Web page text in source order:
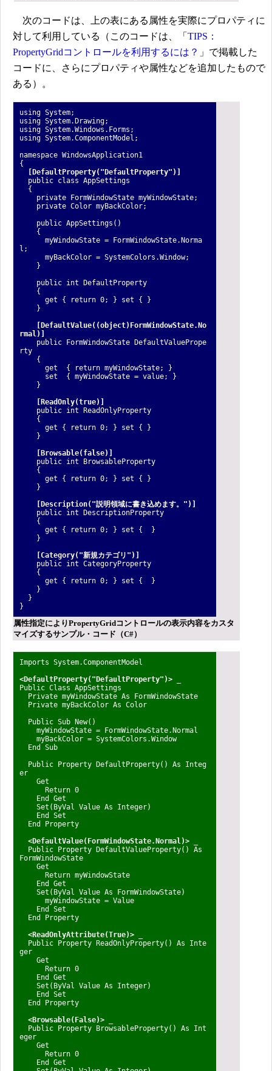
次のコードは、上の表にある属性を実際にプロパティに
対して利用している（このコードは、「 TIPS：
PropertyGridコントロールを利用するには？ 」で掲載した
コードに、さらにプロパティや属性などを追加したもので
ある）。
using System;
using System.Drawing;
using System.Windows.Forms;
using System.ComponentModel;
namespace WindowsApplication1
{
[DefaultProperty("DefaultProperty")]
public class AppSettings
{
private FormWindowState myWindowState;
private Color myBackColor;
public AppSettings()
{
myWindowState = FormWindowState.Norma
l;
myBackColor = SystemColors.Window;
}
public int DefaultProperty
{
get { return 0; } set { }
}
[DefaultValue((object)FormWindowState.No
rmal)]
public FormWindowState DefaultValuePrope
rty
{
get { return myWindowState; }
set { myWindowState = value; }
}
[ReadOnly(true)]
public int ReadOnlyProperty
{
get { return 0; } set { }
}
[Browsable(false)]
public int BrowsableProperty
{
get { return 0; } set { }
}
[Description("説明領域に書き込めます。")]
public int DescriptionProperty
{
get { return 0; } set { }
}
[Category("新規カテゴリ")]
public int CategoryProperty
{
get { return 0; } set { }
}
}
}
属性指定によりPropertyGridコントロールの表示内容をカスタ
マイズするサンプル・コード（C#）
Imports System.ComponentModel
<DefaultProperty("DefaultProperty")> _
Public Class AppSettings
Private myWindowState As FormWindowState
Private myBackColor As Color
Public Sub New()
myWindowState = FormWindowState.Normal
myBackColor = SystemColors.Window
End Sub
Public Property DefaultProperty() As Integ
er
Get
Return 0
End Get
Set(ByVal Value As Integer)
End Set
End Property
<DefaultValue(FormWindowState.Normal)> _
Public Property DefaultValueProperty() As
FormWindowState
Get
Return myWindowState
End Get
Set(ByVal Value As FormWindowState)
myWindowState = Value
End Set
End Property
<ReadOnlyAttribute(True)> _
Public Property ReadOnlyProperty() As Inte
ger
Get
Return 0
End Get
Set(ByVal Value As Integer)
End Set
End Property
<Browsable(False)> _
Public Property BrowsableProperty() As Int
eger
Get
Return 0
End Get